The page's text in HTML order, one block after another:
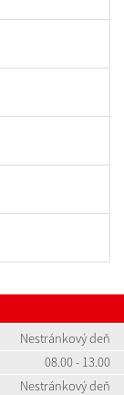
Nestránkový deň
08.00 - 13.00
Nestránkový deň